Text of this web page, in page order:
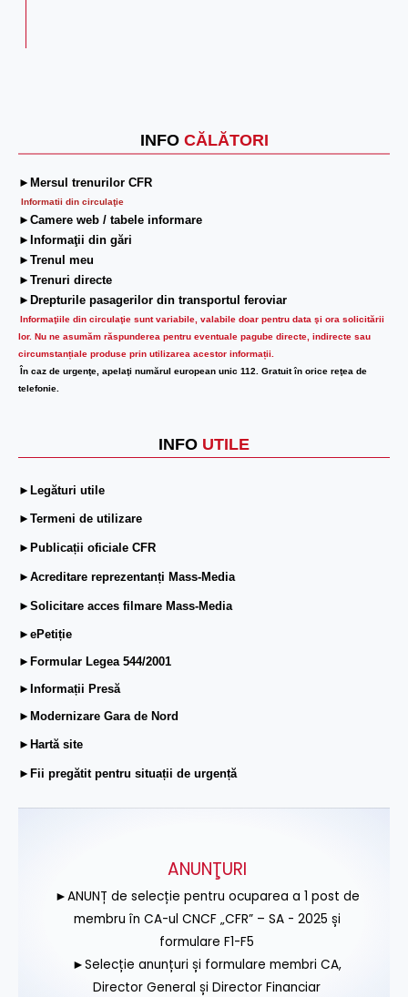
INFO CĂLĂTORI
►Mersul trenurilor CFR
Informatii din circulaţie
►Camere web / tabele informare
►Informaţii din gări
►Trenul meu
►Trenuri directe
►Drepturile pasagerilor din transportul feroviar
Informaţiile din circulaţie sunt variabile, valabile doar pentru data şi ora solicitării
lor. Nu ne asumăm răspunderea pentru eventuale pagube directe, indirecte sau
circumstanțiale produse prin utilizarea acestor informații.
În caz de urgenţe, apelaţi numărul european unic 112. Gratuit în orice reţea de
telefonie.
INFO UTILE
►Legături utile
►Termeni de utilizare
►Publicații oficiale CFR
►Acreditare reprezentanți Mass-Media
►Solicitare acces filmare Mass-Media
►ePetiție
►Formular Legea 544/2001
►Informații Presă
►Modernizare Gara de Nord
►Hartă site
►Fii pregătit pentru situații de urgență
ANUNŢURI
►ANUNȚ de selecție pentru ocuparea a 1 post de
membru în CA-ul CNCF „CFR” – SA - 2025 și
formulare F1-F5
►Selecție anunțuri și formulare membri CA,
Director General și Director Financiar